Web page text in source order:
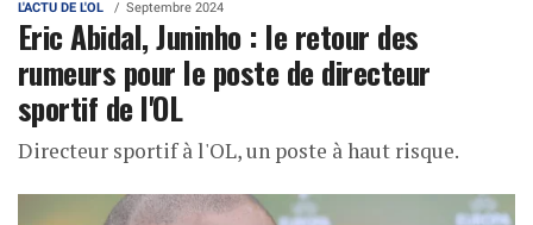
L'ACTU DE L'OL Septembre 2024
Eric Abidal, Juninho : le retour des
rumeurs pour le poste de directeur
sportif de l'OL
Directeur sportif à l'OL, un poste à haut risque.